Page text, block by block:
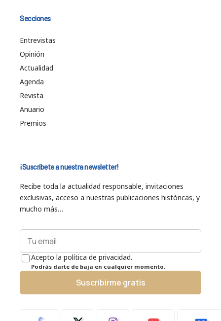
Secciones
Entrevistas
Opinión
Actualidad
Agenda
Revista
Anuario
Premios
¡Suscríbete a nuestra newsletter!
Recibe toda la actualidad responsable, invitaciones
exclusivas, acceso a nuestras publicaciones históricas, y
mucho más…
Acepto la política de privacidad.
Podrás darte de baja en cualquier momento.
Suscribirme gratis